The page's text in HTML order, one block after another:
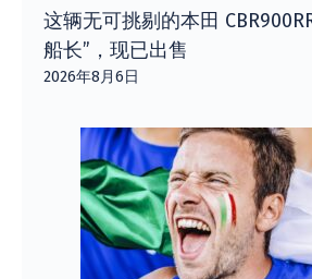
这辆无可挑剔的本田
船长”，现已出售
2026年8月6日